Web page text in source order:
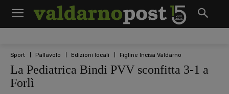
Sport Pallavolo Edizioni locali Figline Incisa Valdarno
La Pediatrica Bindi PVV sconfitta 3-1 a
Forlì